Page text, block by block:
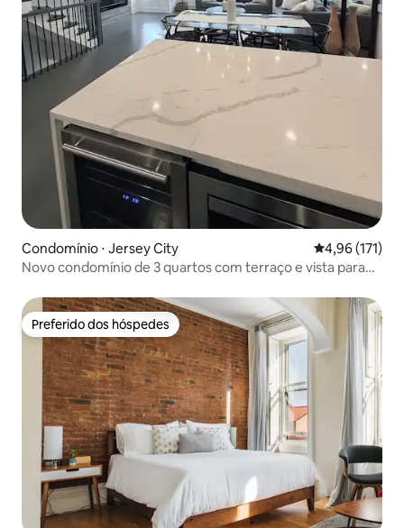
Condomínio ⋅ Jersey City 4,96 de uma
4,96 (171)
Novo condomínio de 3 quartos com terraço e vista para
Preferido dos hóspedes
Preferido dos hóspedes